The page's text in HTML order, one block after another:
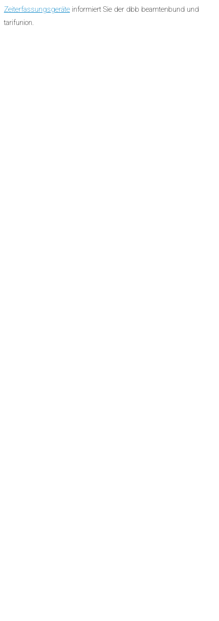
Zeiterfassungsgeräte informiert Sie der dbb beamtenbund und
tarifunion.